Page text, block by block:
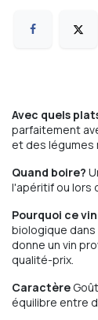
Avec quels
parfaitement
et des légumes
Quand boire?
l'apéritif ou lors
Pourquoi ce vin
biologique
donne un vin
qualité-prix.
Caractère
équilibre entre